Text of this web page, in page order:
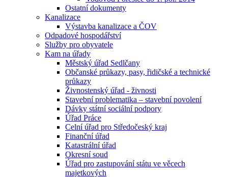
Ostatní dokumenty
Kanalizace
Výstavba kanalizace a ČOV
Odpadové hospodářství
Služby pro obyvatele
Kam na úřady
Městský úřad Sedlčany
Občanské průkazy, pasy, řidičské a technické
průkazy
Živnostenský úřad - živnosti
Stavební problematika – stavební povolení
Dávky státní sociální podpory
Úřad Práce
Celní úřad pro Středočeský kraj
Finanční úřad
Katastrální úřad
Okresní soud
Úřad pro zastupování státu ve věcech
majetkových